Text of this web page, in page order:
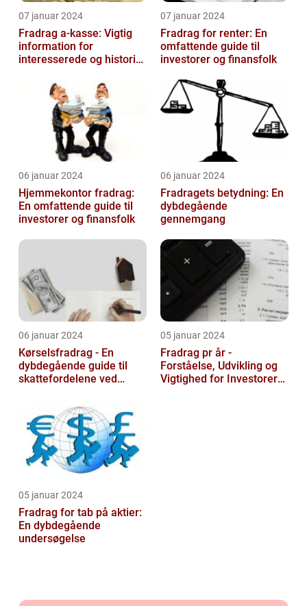
07 januar 2024
Fradrag a-kasse: Vigtig
information for
interesserede og historisk
07 januar 2024
Fradrag for renter: En
omfattende guide til
investorer og finansfolk
06 januar 2024
Hjemmekontor fradrag:
En omfattende guide til
investorer og finansfolk
06 januar 2024
Fradragets betydning: En
dybdegående
gennemgang
06 januar 2024
Kørselsfradrag - En
dybdegående guide til
skattefordelene ved
05 januar 2024
Fradrag pr år -
Forståelse, Udvikling og
Vigtighed for Investorer
05 januar 2024
Fradrag for tab på aktier:
En dybdegående
undersøgelse